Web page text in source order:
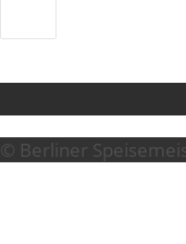
© Berliner